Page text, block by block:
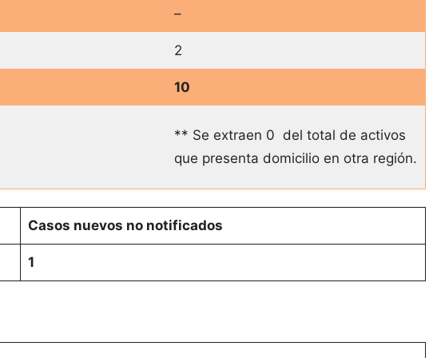
–
2
10
** Se extraen 0 del total de activos
que presenta domicilio en otra región.
Casos nuevos no notificados
1